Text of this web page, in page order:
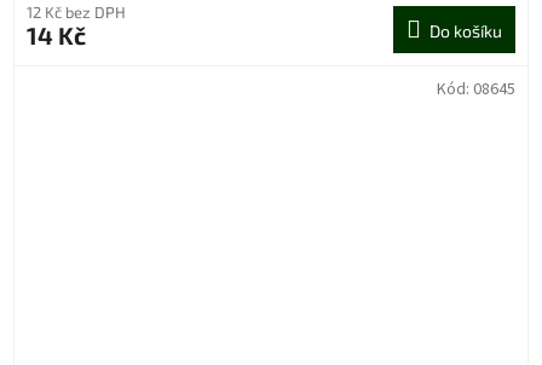
12 Kč bez DPH
14 Kč Do košíku
Kód: 08645